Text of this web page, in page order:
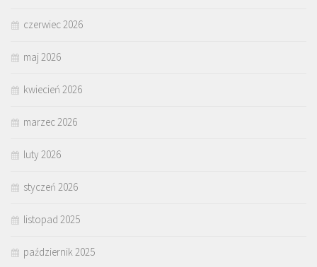
czerwiec 2026
maj 2026
kwiecień 2026
marzec 2026
luty 2026
styczeń 2026
listopad 2025
październik 2025